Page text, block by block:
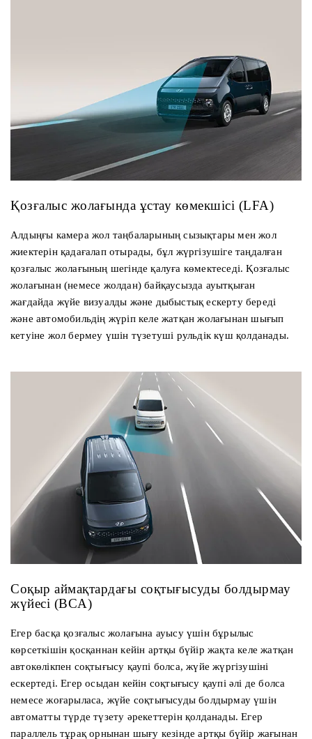
Қозғалыс жолағында ұстау көмекшісі (LFA)
Алдыңғы камера жол таңбаларының сызықтары мен жол
жиектерін қадағалап отырады, бұл жүргізушіге таңдалған
қозғалыс жолағының шегінде қалуға көмектеседі. Қозғалыс
жолағынан (немесе жолдан) байқаусызда ауытқыған
жағдайда жүйе визуалды және дыбыстық ескерту береді
және автомобильдің жүріп келе жатқан жолағынан шығып
кетуіне жол бермеу үшін түзетуші рульдік күш қолданады.
Соқыр аймақтардағы соқтығысуды болдырмау
жүйесі (BCA)
Егер басқа қозғалыс жолағына ауысу үшін бұрылыс
көрсеткішін қосқаннан кейін артқы бүйір жақта келе жатқан
автокөлікпен соқтығысу қаупі болса, жүйе жүргізушіні
ескертеді. Егер осыдан кейін соқтығысу қаупі әлі де болса
немесе жоғарыласа, жүйе соқтығысуды болдырмау үшін
автоматты түрде түзету әрекеттерін қолданады. Егер
параллель тұрақ орнынан шығу кезінде артқы бүйір жағынан